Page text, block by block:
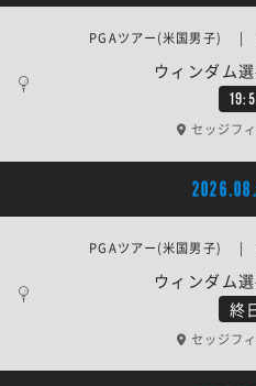
ウィンダム
PGAツアー(米国男子) |
セッジフ
終
ウィンダム
PGAツアー(米国男子) |
セッジフ